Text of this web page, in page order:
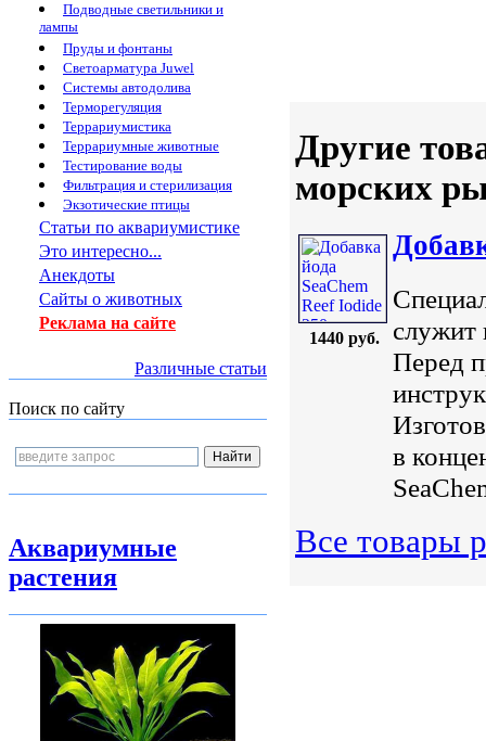
Подводные светильники и
лампы
Пруды и фонтаны
Светоарматура Juwel
Системы автодолива
Терморегуляция
Террариумистика
Террариумные животные
Тестирование воды
Фильтрация и стерилизация
Экзотические птицы
Статьи по аквариумистике
Это интересно...
Анекдоты
Сайты о животных
Реклама на сайте
Различные статьи
Поиск по сайту
Аквариумные
растения
Другие
морских
1440 руб.
служит
Перед
в
Все товары